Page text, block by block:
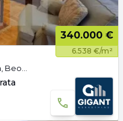
340.000 €
6.538 €/m²
Učiteljsko Naselje, Zvezdara opština, Beograd